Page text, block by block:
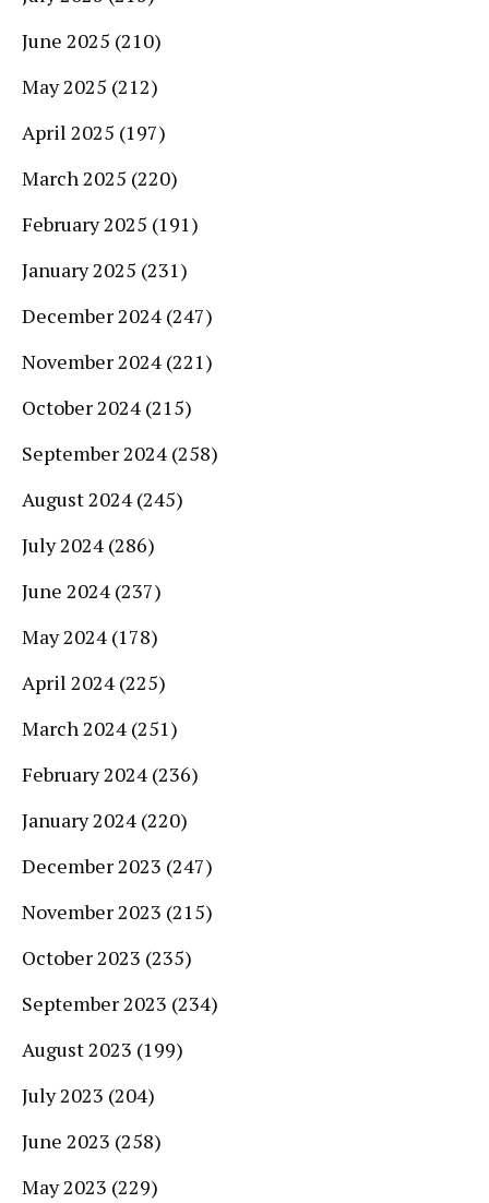
June 2025 (210)
May 2025 (212)
April 2025 (197)
March 2025 (220)
February 2025 (191)
January 2025 (231)
December 2024 (247)
November 2024 (221)
October 2024 (215)
September 2024 (258)
August 2024 (245)
July 2024 (286)
June 2024 (237)
May 2024 (178)
April 2024 (225)
March 2024 (251)
February 2024 (236)
January 2024 (220)
December 2023 (247)
November 2023 (215)
October 2023 (235)
September 2023 (234)
August 2023 (199)
July 2023 (204)
June 2023 (258)
May 2023 (229)